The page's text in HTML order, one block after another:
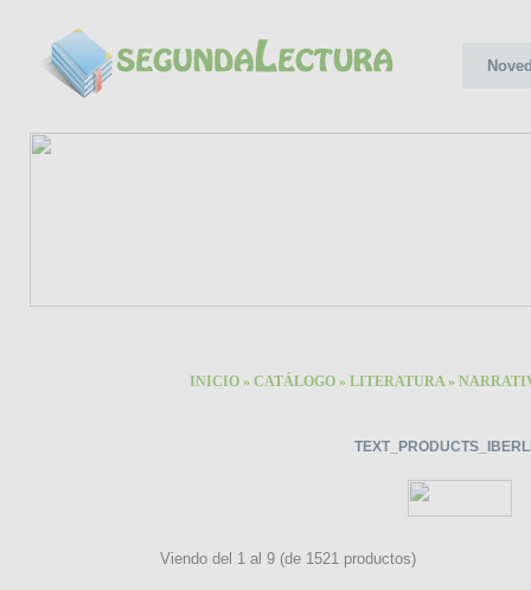
INICIO » CATÁLOGO » LITERATURA»
Viendo del 1 al 9 (de 1521 productos)